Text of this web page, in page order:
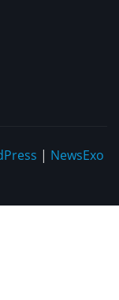
| NewsExo